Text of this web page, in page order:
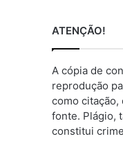
ATENÇÃO!
A cópia de
reprodução
como citação,
fonte. Plágio,
constitui